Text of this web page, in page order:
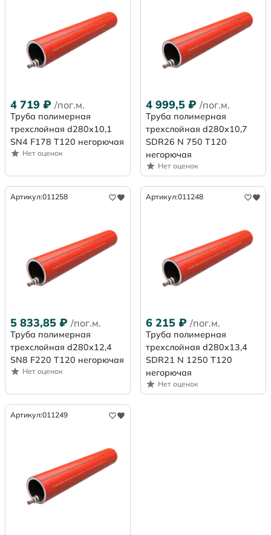
4 719 ₽ /пог.м.
Труба полимерная
трехслойная d280х10,1
SN4 F178 Т120 негорючая
Нет оценок
4 999,5 ₽ /пог.м.
Труба полимерная
трехслойная d280x10,7
SDR26 N 750 Т120
негорючая
Нет оценок
Артикул:011258
5 833,85 ₽ /пог.м.
Труба полимерная
трехслойная d280х12,4
SN8 F220 Т120 негорючая
Нет оценок
Артикул:011248
6 215 ₽ /пог.м.
Труба полимерная
трехслойная d280x13,4
SDR21 N 1250 Т120
негорючая
Нет оценок
Артикул:011249